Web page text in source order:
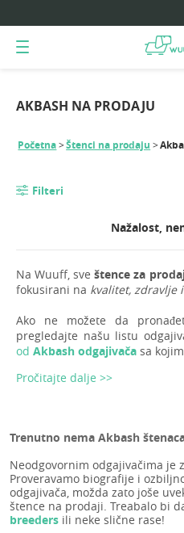
AKBASH NA PRODAJU
Početna Štenci na prodaju
Filteri
Nažalost,
Na Wuuff, sveštence za
fokusirani na kvalitet, zdravlje
Ako ne možete da
pregledajte našu listu
od Akbash odgajivača sa
Pročitajte dalje >>
Trenutno nema Akbash
Neodgovornim odgajivačima je
Proveravamo biografije i
odgajivača, možda zato joše
štence na prodaji. Treabalo bi
breeders ili neke slične rase!